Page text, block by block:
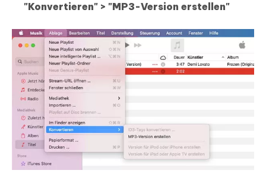
"Konvertieren" > "MP3-Version erstellen"